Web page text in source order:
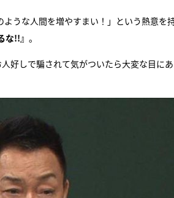
うな人間を増やすまい！」という熱意を
な!!』 。
好しで騙されて気がついたら大変な目に